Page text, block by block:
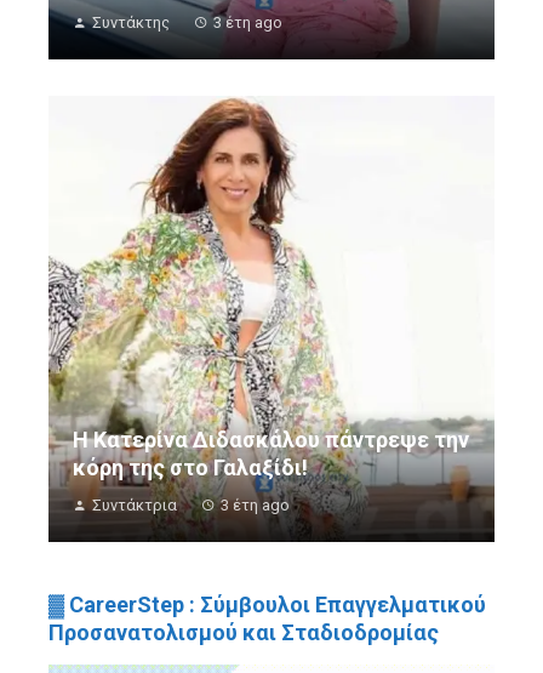
Συντάκτης 3 έτη ago
Η Κατερίνα Διδασκάλου πάντρεψε την
κόρη της στο Γαλαξίδι!
Συντάκτρια 3 έτη ago
▓ CareerStep : Σύμβουλοι Επαγγελματικού
Προσανατολισμού και Σταδιοδρομίας